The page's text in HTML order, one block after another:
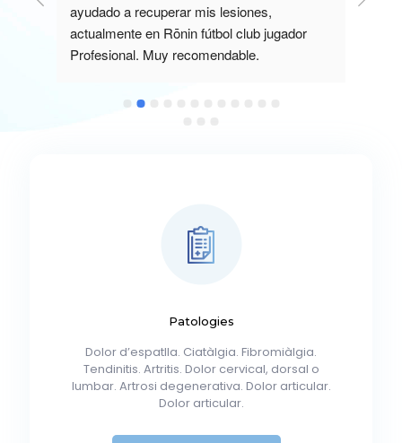
ayudado a recuperar mis lesiones,
actualmente en Rōnin fútbol club jugador
Profesional. Muy recomendable.
Patologies
Dolor d’espatlla. Ciatàlgia. Fibromiàlgia.
Tendinitis. Artritis. Dolor cervical, dorsal o
lumbar. Artrosi degenerativa. Dolor articular.
Dolor articular.